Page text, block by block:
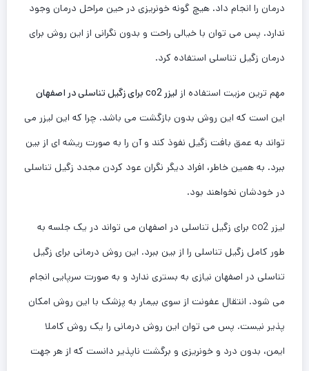
درمان را انجام داد. هیچ گونه خونریزی در حین مراحل درمان وجود
ندارد. پس می توان با خیالی راحت و بدون نگرانی از این روش برای
درمان زگیل تناسلی استفاده کرد.
مهم ترین مزیت استفاده از لیزر co2 برای زگیل تناسلی در اصفهان
این است که این روش بدون بازگشت می باشد. چرا که این لیزر می
تواند به عمق بافت زگیل نفوذ کند و آن را به صورت ریشه ای از بین
ببرد. به همین خاطر، افراد دیگر نگران عود کردن مجدد زگیل تناسلی
در خودشان نخواهند بود.
لیزر co2 برای زگیل تناسلی در اصفهان می تواند در یک جلسه به
طور کامل زگیل تناسلی را از بین ببرد. این روش درمانی برای زگیل
تناسلی در اصفهان نیازی به بستری ندارد و به صورت سرپایی انجام
می شود. انتقال عفونت از سوی بیمار به پزشک با این روش امکان
پذیر نیست. پس می توان این روش درمانی را یک روش کاملا
ایمن، بدون درد و خونریزی و برگشت ناپذیر دانست که از هر جهت